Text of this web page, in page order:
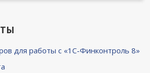
для работы с «1C-Финконтроль 8»